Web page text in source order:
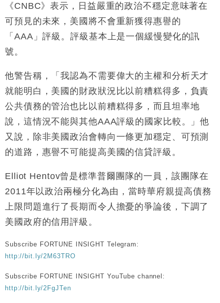
10:57
財經｜美商務部擬擴大金屬關稅範圍 14類產品或加徵
25%
18:15
本地｜新世界K11 9月升級會員制度 增鉑金卡級別鎖
定高消費客群
17:40
《CNBC》表示，日益嚴重的政治不穩定意味著在
可預見的未來，美國將不會重新獲得惠譽的
「AAA」評級。評級基本上是一個緩慢變化的訊
號。
他警告稱，「我認為不需要偉大的主權和分析天才
就能明白，美國的財政狀況比以前糟糕得多，負責
公共債務的管治也比以前糟糕得多，而且坦率地
說，這情況不能與其他AAA評級的國家比較。」他
又說，除非美國政治會轉向一條更加穩定、可預測
的道路，惠譽不可能提高美國的信貸評級。
Elliot Hentov曾是標準普爾團隊的一員，該團隊在
2011年以政治兩極分化為由，當時華府親提高債務
上限問題進行了長期而令人擔憂的爭論後，下調了
美國政府的信用評級。
Subscribe FORTUNE INSIGHT Telegram:
http://bit.ly/2M63TRO
Subscribe FORTUNE INSIGHT YouTube channel:
http://bit.ly/2FgJTen